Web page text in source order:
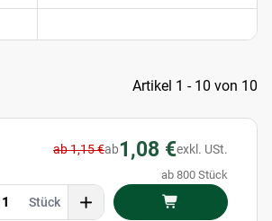
Artikel 1 - 10 von 10
ab 1,15 €ab1,08 €exkl. USt.
ab 800 Stück
Stück